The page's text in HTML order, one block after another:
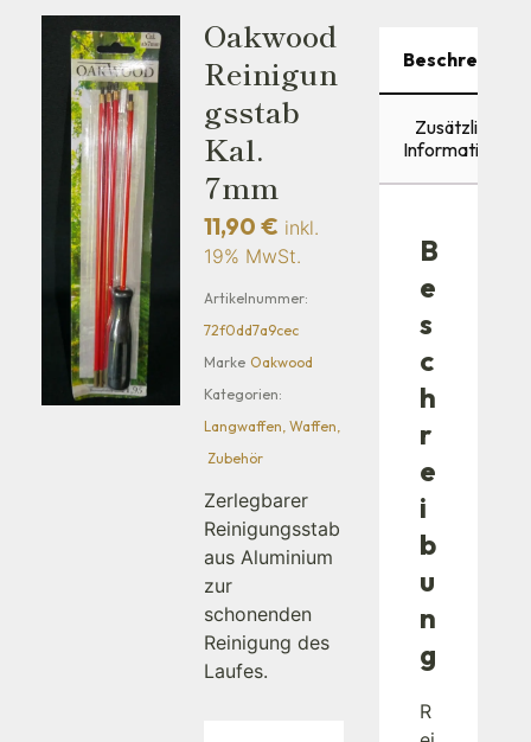
Oakwood
Reinigun
Gsstab
Kal.
7mm
11,90€ inkl.
19% MwSt.
Artikelnummer:
72f0dd7a9cec
Marke Oakwood
Kategorien:
Langwaffen,Waffen,
Zubehör
Zerlegbarer
Reinigungsstab
aus Aluminium
zur
schonenden
Reinigung des
Laufes.
Beschreibung
Zusätzliche
Informationen
B
e
s
c
h
r
e
i
b
u
n
g
R